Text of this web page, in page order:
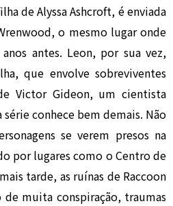
de Alyssa Ashcroft, é enviada
o mesmo lugar onde
antes. Leon, por sua vez,
que envolve sobreviventes
Victor Gideon, um cientista
conhece bem demais. Não
se verem presos na
por lugares como o Centro de
tarde, as ruínas de Raccoon
de muita conspiração, traumas